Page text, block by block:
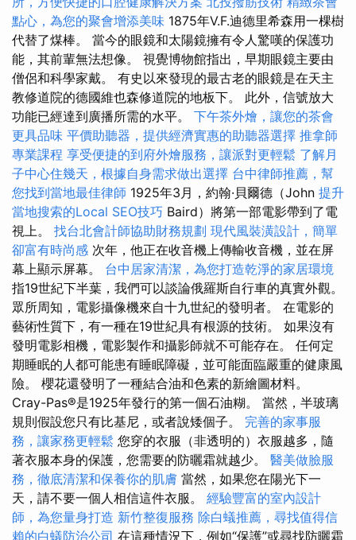
點心，為您的聚會增添美味 1875年V.F.迪德里希森用一棵樹
代替了煤棒。 當今的眼鏡和太陽鏡擁有令人驚嘆的保護功
能，其前輩無法想像。 視覺博物館指出，早期眼鏡主要由
僧侶和科學家戴。 有史以來發現的最古老的眼鏡是在天主
教修道院的德國維也森修道院的地板下。 此外，信號放大
功能已經達到廣播所需的水平。 下午茶外燴，讓您的茶會
更具品味 平價助聽器，提供經濟實惠的助聽器選擇 推拿師
專業課程 享受便捷的到府外燴服務，讓派對更輕鬆 了解月
子中心住幾天，根據自身需求做出選擇 台中律師推薦，幫
您找到當地最佳律師 1925年3月，約翰·貝爾德（John 提升
當地搜索的Local SEO技巧 Baird）將第一部電影帶到了電
視上。 找台北會計師協助財務規劃 現代風裝潢設計，簡單
卻富有時尚感 次年，他正在收音機上傳輸收音機，並在屏
幕上顯示屏幕。 台中居家清潔，為您打造乾淨的家居環境
指19世紀下半葉，我們可以談論俄羅斯自行車的真實外觀。
眾所周知，電影攝像機來自十九世紀的發明者。 在電影的
藝術性質下，有一種在19世紀具有根源的技術。 如果沒有
發明電影相機，電影製作和攝影師就不可能存在。 任何定
期睡眠的人都可能患有睡眠障礙，並可能面臨嚴重的健康風
險。 櫻花還發明了一種結合油和色素的新繪圖材料。
Cray-Pas®是1925年發行的第一個石油糊。 當然，半玻璃
規則假設您只有比基尼，或者說矮個子。 完善的家事服
務，讓家務更輕鬆 您穿的衣服（非透明的）衣服越多，隨
著衣服本身的保護，您需要的防曬霜就越少。 醫美做臉服
務，徹底清潔和保養你的肌膚 當然，如果您在陽光下一
天，請不要一個人相信這件衣服。 經驗豐富的室內設計
師，為您量身打造 新竹整復服務 除白蟻推薦，尋找值得信
賴的白蟻防治公司 在這種情況下，例如“保護”或尋找防曬霜